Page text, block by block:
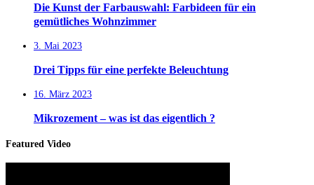
Die Kunst der Farbauswahl: Farbideen für ein
gemütliches Wohnzimmer
3. Mai 2023
Drei Tipps für eine perfekte Beleuchtung
16. März 2023
Mikrozement – was ist das eigentlich ?
Featured Video